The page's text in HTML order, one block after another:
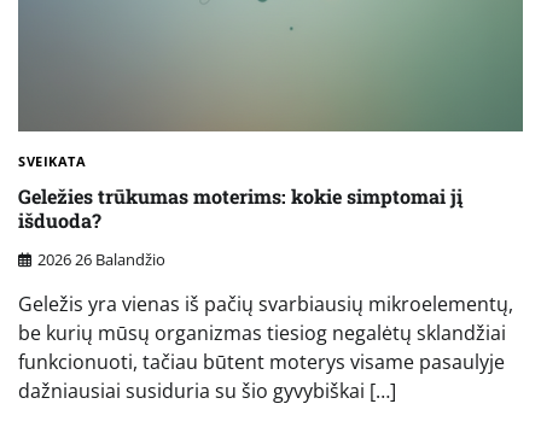
SVEIKATA
Geležies trūkumas moterims: kokie simptomai jį
išduoda?
2026 26 Balandžio
Geležis yra vienas iš pačių svarbiausių mikroelementų,
be kurių mūsų organizmas tiesiog negalėtų sklandžiai
funkcionuoti, tačiau būtent moterys visame pasaulyje
dažniausiai susiduria su šio gyvybiškai […]